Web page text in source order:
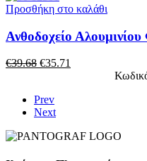
Προσθήκη στο καλάθι
Ανθοδοχείο
€39.68 €35.71
Prev
Next